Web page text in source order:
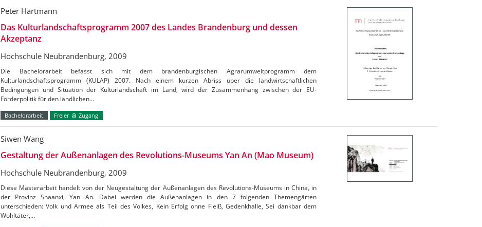
Peter Hartmann
Das Kulturlandschaftsprogramm 2007 des Landes Brandenburg und dessen
Akzeptanz
Hochschule Neubrandenburg, 2009
Die Bachelorarbeit befasst sich mit dem brandenburgischen Agrarumweltprogramm dem
Kulturlandschaftsprogramm (KULAP) 2007. Nach einem kurzen Abriss über die landwirtschaftlichen
Bedingungen und Situation der Kulturlandschaft im Land, wird der Zusammenhang zwischen der EU-
Förderpolitik für den ländlichen…
Bachelorarbeit Freier Zugang
Siwen Wang
Gestaltung der Außenanlagen des Revolutions-Museums Yan An (Mao Museum)
Hochschule Neubrandenburg, 2009
Diese Masterarbeit handelt von der Neugestaltung der Außenanlagen des Revolutions-Museums in China, in
der Provinz Shaanxi, Yan An. Dabei werden die Außenanlagen in den 7 folgenden Themengärten
unterschieden: Volk und Armee als Teil des Volkes, Kein Erfolg ohne Fleiß, Gedenkhalle, Sei dankbar dem
Wohltäter,…